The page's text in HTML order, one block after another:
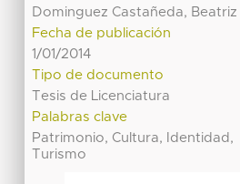
Dominguez Castañeda, Beatriz
Fecha de publicación
1/01/2014
Tipo de documento
Tesis de Licenciatura
Palabras clave
Patrimonio, Cultura, Identidad,
Turismo